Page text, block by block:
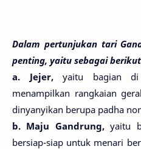
Dalam pertunjukan tari
penting, yaitu sebagai
a. Jejer,yaitu bagian di
menampilkan rangkaian
dinyanyikan berupa padha
b. Maju Gandrung,yaitu
bersiap-siap untuk menari